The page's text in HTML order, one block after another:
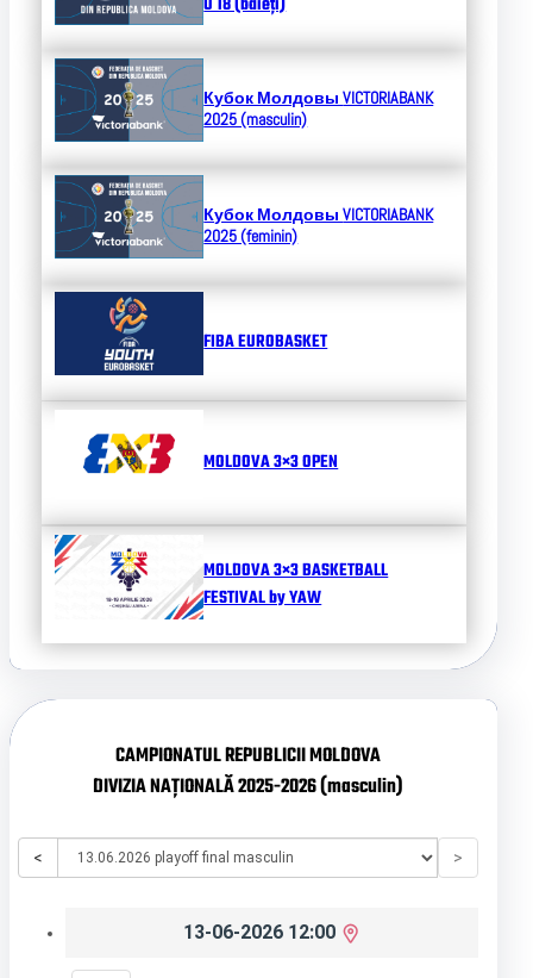
Кубок МолдовыVICTORIABANK
2025 (masculin)
Кубок МолдовыVICTORIABANK
2025 (feminin)
FIBA EUROBASKET
MOLDOVA 3×3 OPEN
MOLDOVA 3×3 BASKETBALL
FESTIVAL by YAW
CAMPIONATUL REPUBLICII MOLDOVA
DIVIZIA NAȚIONALĂ 2025-2026 (masculin)
< >
13-06-2026 12:00